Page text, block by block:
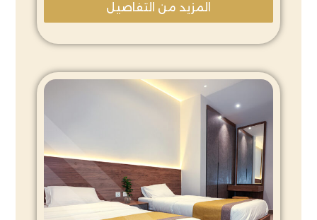
المزيد من التفاصيل